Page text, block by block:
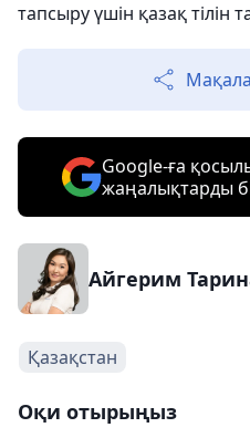
тапсыру үшін қазақ тілін
Google-ға
жаңалықтарды
Айгерим
Қазақстан
Оқи отырыңыз